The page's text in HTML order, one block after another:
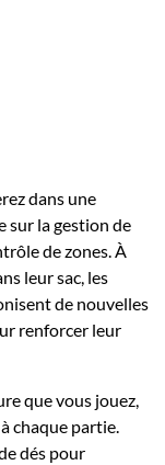
dans une
sur la gestion de
de zones. À
leur sac, les
de nouvelles
renforcer leur
que vous jouez,
chaque partie.
dés pour